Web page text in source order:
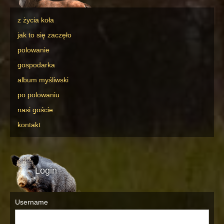
z życia koła
jak to się zaczęło
polowanie
gospodarka
album myśliwski
po polowaniu
nasi goście
kontakt
Login
Username